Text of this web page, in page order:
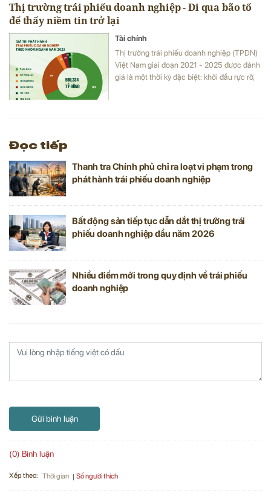
Thị trường trái phiếu doanh nghiệp - Đi qua bão tố
để thấy niềm tin trở lại
Tài chính
Thị trường trái phiếu doanh nghiệp (TPDN)
Việt Nam giai đoạn 2021 - 2025 được đánh
giá là một thời kỳ đặc biệt: khởi đầu rực rỡ,
Đọc tiếp
Thanh tra Chính phủ chỉ ra loạt vi phạm trong
phát hành trái phiếu doanh nghiệp
Bất động sản tiếp tục dẫn dắt thị trường trái
phiếu doanh nghiệp đầu năm 2026
Nhiều điểm mới trong quy định về trái phiếu
doanh nghiệp
Gửi bình luận
(0) Bình luận
Xếp theo: Thời gian Số người thích